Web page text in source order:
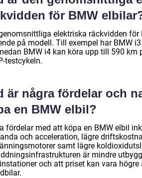
för BMW
elektriska räckvidden för
på modell. Till exempel har BMW
BMW i4 kan köra upp till 590
testcykeln.
är några fördelar och
en BMW elbil?
fördelar med att köpa en BMW elbil
och acceleration, lägre
samt lägre
är mindre
och att priset kan vara högre